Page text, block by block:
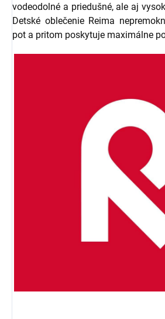
vodeodolné a priedušné, ale aj
Detské oblečenie Reima
pot a pritom poskytuje maximálne